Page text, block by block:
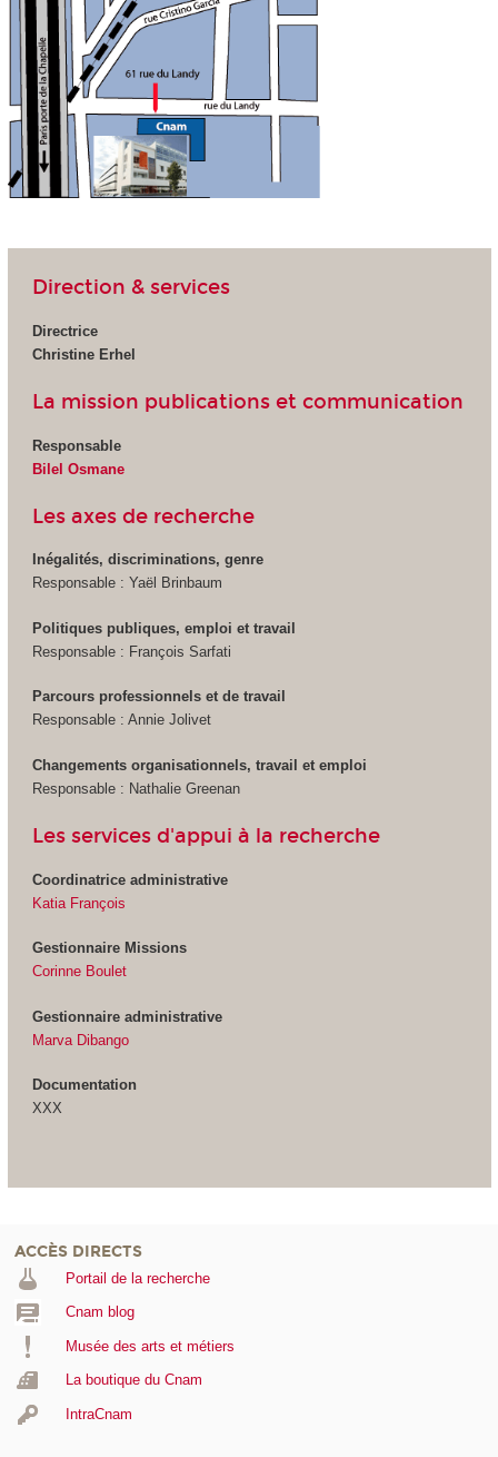
Direction & services
Directrice
Christine Erhel
La mission publications et communication
Responsable
Bilel Osmane
Les axes de recherche
Inégalités, discriminations, genre
Responsable : Yaël Brinbaum
Politiques publiques, emploi et travail
Responsable : François Sarfati
Parcours professionnels et de travail
Responsable : Annie Jolivet
Changements organisationnels, travail et emploi
Responsable : Nathalie Greenan
Les services d'appui à la recherche
Coordinatrice administrative
Katia François
Gestionnaire Missions
Corinne Boulet
Gestionnaire administrative
Marva Dibango
Documentation
XXX
ACCÈS DIRECTS
Portail de la recherche
Cnam blog
Musée des arts et métiers
La boutique du Cnam
IntraCnam